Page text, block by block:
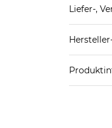
Liefer-,
Best